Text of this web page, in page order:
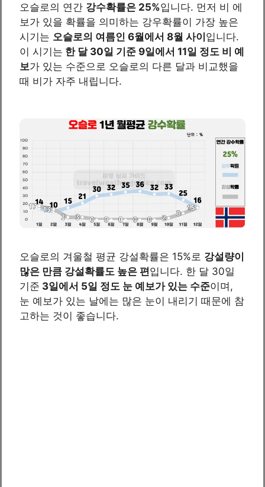
오슬로의 연간 강수확률은 25%입니다. 먼저 비 에
보가 있을 확률을 의미하는 강우확률이 가장 높은
시기는 오슬로의 여름인 6월에서 8월 사이입니다.
이 시기는 한 달 30일 기준 9일에서 11일 정도 비 예
보가 있는 수준으로 오슬로의 다른 달과 비교했을
때 비가 자주 내립니다.
오슬로의 겨울철 평균 강설확률은 15%로 강설량이
많은 만큼 강설확률도 높은 편입니다. 한 달 30일
기준 3일에서 5일 정도 눈 예보가 있는 수준이며,
눈 예보가 있는 날에는 많은 눈이 내리기 때문에 참
고하는 것이 좋습니다.